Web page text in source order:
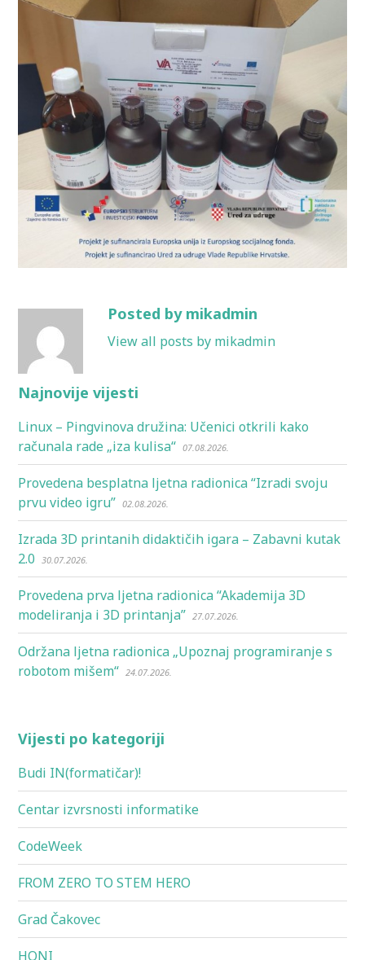
Posted by mikadmin
View all posts by mikadmin
Najnovije vijesti
Linux – Pingvinova družina: Učenici otkrili kako
računala rade „iza kulisa“ 07.08.2026.
Provedena besplatna ljetna radionica “Izradi svoju
prvu video igru” 02.08.2026.
Izrada 3D printanih didaktičih igara – Zabavni kutak
2.0
30.07.2026.
Provedena prva ljetna radionica “Akademija 3D
modeliranja i 3D printanja” 27.07.2026.
Održana ljetna radionica „Upoznaj programiranje s
robotom mišem“ 24.07.2026.
Vijesti po kategoriji
Budi IN(formatičar)!
Centar izvrsnosti informatike
CodeWeek
FROM ZERO TO STEM HERO
Grad Čakovec
HONI